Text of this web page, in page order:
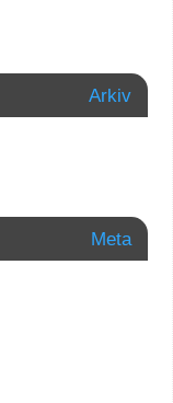
Arkiv
Meta